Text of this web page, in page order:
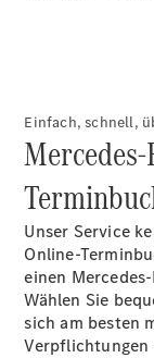
Einfach, schnell,
Unser Service
Online-
einen
Wählen Sie
sich am besten
Verpflichtungen